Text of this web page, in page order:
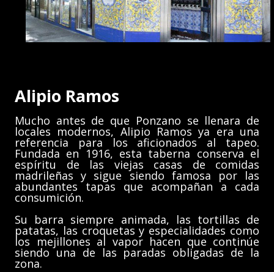
Alipio Ramos
Mucho antes de que Ponzano se llenara de
locales modernos, Alipio Ramos ya era una
referencia para los aficionados al tapeo.
Fundada en 1916, esta taberna conserva el
espíritu de las viejas casas de comidas
madrileñas y sigue siendo famosa por las
abundantes tapas que acompañan a cada
consumición.
Su barra siempre animada, las tortillas de
patatas, las croquetas y especialidades como
los mejillones al vapor hacen que continúe
siendo una de las paradas obligadas de la
zona.